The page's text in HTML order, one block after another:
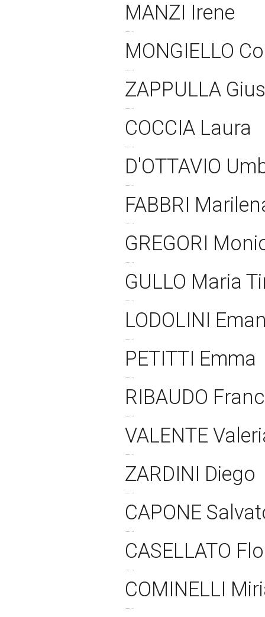
MANZI Irene
MONGIELLO
ZAPPULLA
COCCIA Laura
D'OTTAVIO
FABBRI
GREGORI
GULLO Maria
LODOLINI
PETITTI Emma
RIBAUDO
VALENTE
ZARDINI Diego
CAPONE
CASELLATO
COMINELLI